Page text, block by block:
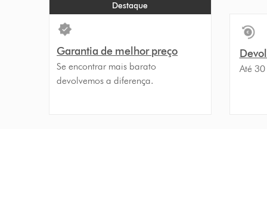
Destaque
Garantia de melhor preço
Se encontrar mais barato
devolvemos a diferença.
Até